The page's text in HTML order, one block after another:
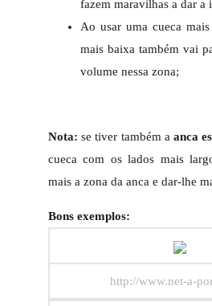
fazem maravilhas a dar a
Ao usar uma cueca
mais baixa também vai
volume nessa zona;
Nota:se tiver também aanca
cueca com os lados mais
mais a zona da anca e dar-lhe
Bons exemplos:
http://www.net-a-